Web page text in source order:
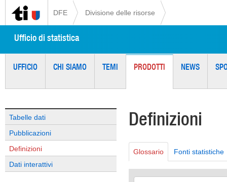
DFE Divisione delle risorse
Ufficio di statistica
UFFICIO CHI SIAMO TEMI PRODOTTI NEWS
Tabelle dati
Pubblicazioni
Definizioni
Dati interattivi
Definizioni
Glossario Fonti statistiche